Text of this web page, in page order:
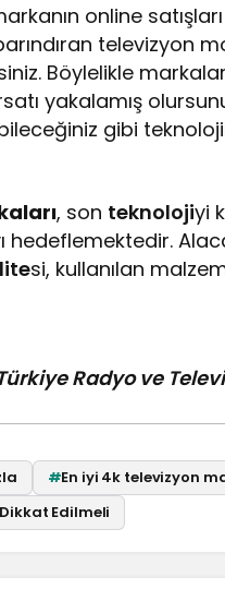
online
televizyon
Böylelikle
yakalamış
gibi
, son teknolojiyi
si, kullanılan
Radyo ve
#En iyi 4k televizyon
Edilmeli